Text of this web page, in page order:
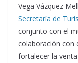
Vega Vázquez
Secretaría de
conjunto con el
colaboración con
fortalecer la